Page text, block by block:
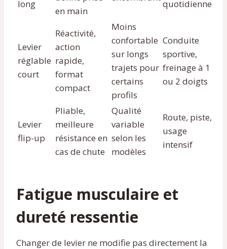
long
en main
quotidienne
Levier
réglable
court
Réactivité,
action
rapide,
format
compact
Moins
confortable
sur longs
trajets pour
certains
profils
Conduite
sportive,
freinage à 1
ou 2 doigts
Levier
flip-up
Pliable,
meilleure
résistance en
cas de chute
Qualité
variable
selon les
modèles
Route, piste,
usage
intensif
Fatigue musculaire et
dureté ressentie
Changer de levier ne modifie pas directement la